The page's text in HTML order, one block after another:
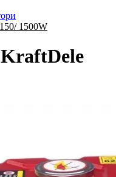
1500W
KraftDele